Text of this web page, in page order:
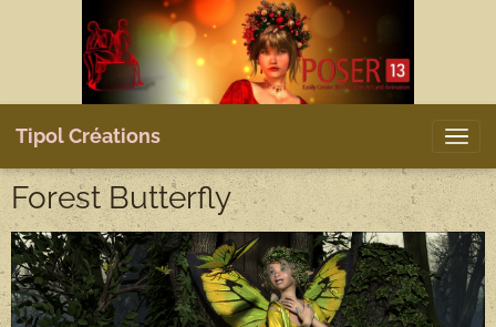
Tipol Créations
Forest Butterfly